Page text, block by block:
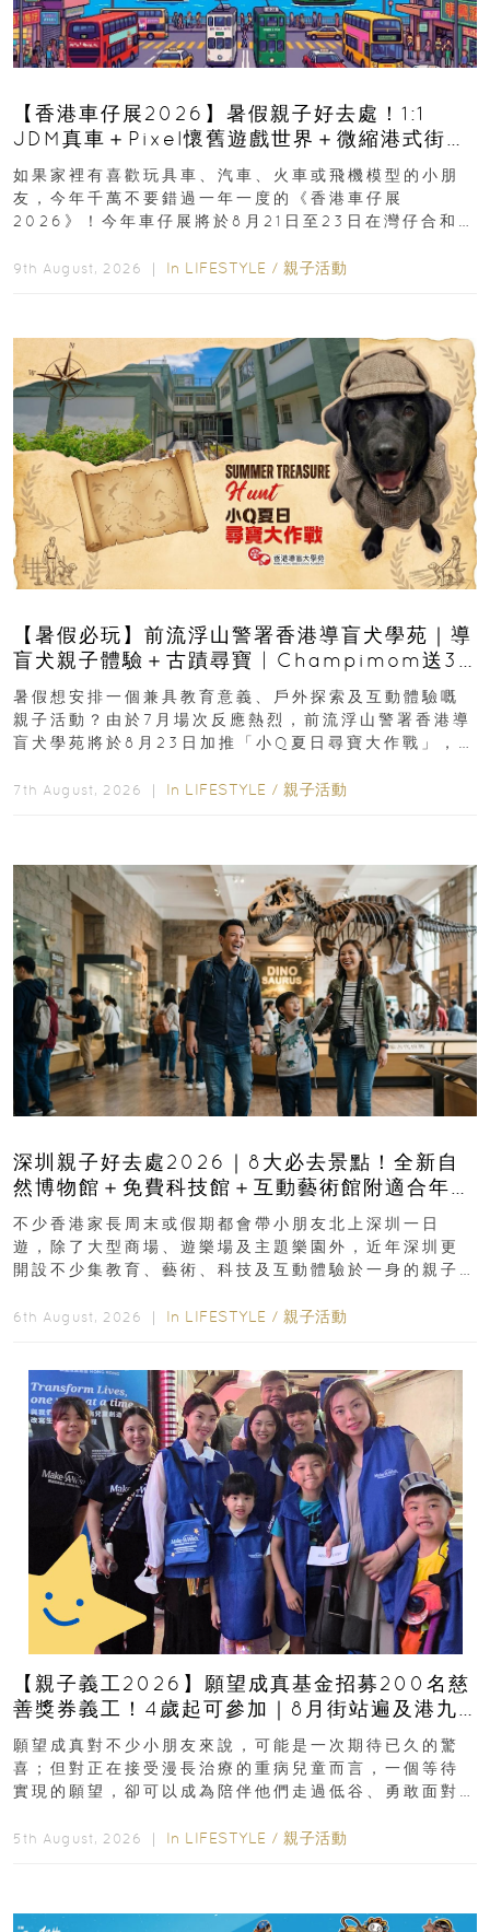
【香港車仔展2026】暑假親子好去處！1:1
JDM真車＋Pixel懷舊遊戲世界＋微縮港式街景
8月灣仔登場 車迷家庭必去！
如果家裡有喜歡玩具車、汽車、火車或飛機模型的小朋
友，今年千萬不要錯過一年一度的《香港車仔展
2026》！今年車仔展將於8月21日至23日在灣仔合和酒
9th August, 2026 ｜ In LIFESTYLE / 親子活動
【暑假必玩】前流浮山警署香港導盲犬學苑｜導
盲犬親子體驗＋古蹟尋寶 | Champimom送3
組免費名額
暑假想安排一個兼具教育意義、戶外探索及互動體驗嘅
親子活動？由於7月場次反應熱烈，前流浮山警署香港導
盲犬學苑將於8月23日加推「小Q夏日尋寶大作戰」，家
7th August, 2026 ｜ In LIFESTYLE / 親子活動
深圳親子好去處2026｜8大必去景點！全新自
然博物館＋免費科技館＋互動藝術館附適合年
齡、交通、門票、開放時間
不少香港家長周末或假期都會帶小朋友北上深圳一日
遊，除了大型商場、遊樂場及主題樂園外，近年深圳更
開設不少集教育、藝術、科技及互動體驗於一身的親子
6th August, 2026 ｜ In LIFESTYLE / 親子活動
【親子義工2026】願望成真基金招募200名慈
善獎券義工！4歲起可參加｜8月街站遍及港九
新界
願望成真對不少小朋友來說，可能是一次期待已久的驚
喜；但對正在接受漫長治療的重病兒童而言，一個等待
實現的願望，卻可以成為陪伴他們走過低谷、勇敢面對
5th August, 2026 ｜ In LIFESTYLE / 親子活動